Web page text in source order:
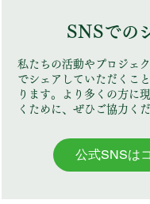
SNSでの
私たちの活動やプロジェ
でシェアしていただくこ
ります。より多くの方に
くために、ぜひご協力くだ
公式SNSは